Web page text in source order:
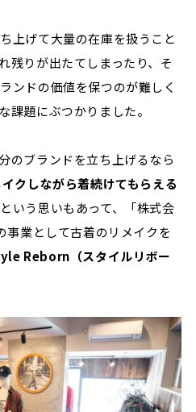
上げて大量の在庫を扱うこと
残りが出たてしまったり、そ
ンドの価値を保つのが難しく
課題にぶつかりました。
のブランドを立ち上げるなら
クしながら着続けてもらえる
という思いもあって、「株式会
業として古着のリメイクを
Reborn（スタイルリボー